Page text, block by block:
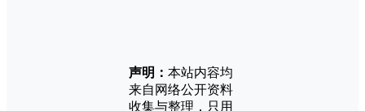
声明： 本站内容均
来自网络公开资料
收集与整理，只用